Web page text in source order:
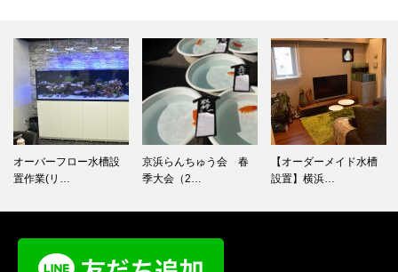
オーバーフロー水槽設
置作業(リ…
京浜らんちゅう会 春
季大会（2…
【オーダーメイド水槽
設置】横浜…